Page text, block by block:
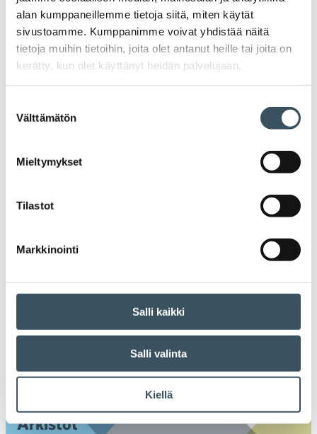
alan kumppaneillemme tietoja siitä, miten käytät
sivustoamme. Kumppanimme voivat yhdistää näitä
tietoja muihin tietoihin, joita olet antanut heille tai joita on
kerätty, kun olet käyttänyt heidän palvelujaan.
valinta
Välttämätön
Mieltymykset
Tilastot
Markkinointi
Salli kaikki
Salli valinta
Kiellä
Lausunnot
Neuvottelumaailma
Arkistot